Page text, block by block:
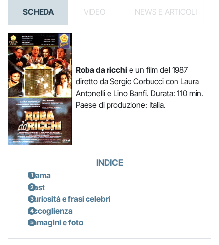
SCHEDA VIDEO NEWS E ARTICOLI
Roba da ricchiè un film del 1987
diretto da Sergio Corbucci con Laura
Antonelli e Lino Banfi. Durata: 110 min.
Paese di produzione: Italia.
INDICE
Trama
Cast
Curiosità e frasi celebri
Accoglienza
Immagini e foto